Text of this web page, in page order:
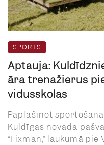
SPORTS
Aptauja:
āra trenažierus
vidusskolas
Paplašinot
Kuldīgas novada
“Fixman,” laukumā pie